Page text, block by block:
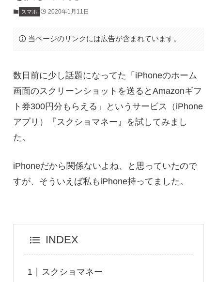
スマホ 2020年1月11日
当ページのリンクには広告が含まれています。
数日前に少し話題になってた「iPhoneのホーム
画面のスクリーンショットを送るとAmazonギフ
ト券300円分もらえる」というサービス（iPhone
アプリ）『スクショマネー』を試してみまし
た。
iPhoneだから関係ないよね、と思っていたので
すが、そういえば私もiPhone持ってました。
INDEX
スクショマネー